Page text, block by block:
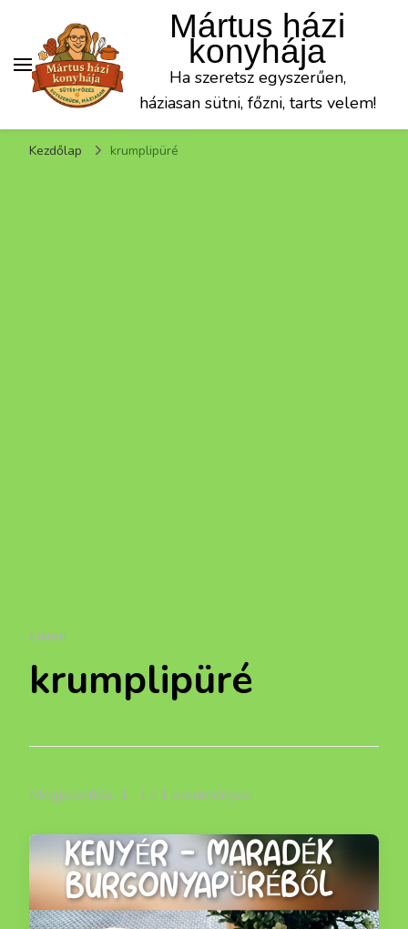
Mártus házi
konyhája
Ha szeretsz egyszerűen,
háziasan sütni, főzni, tarts velem!
Kezdőlap krumplipüré
CÍMKE
krumplipüré
Megjelenítés: 1 -1 / 1 eredmények